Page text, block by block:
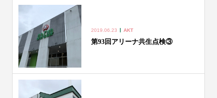
2019.06.23 AKT
第93回アリーナ共生点検③